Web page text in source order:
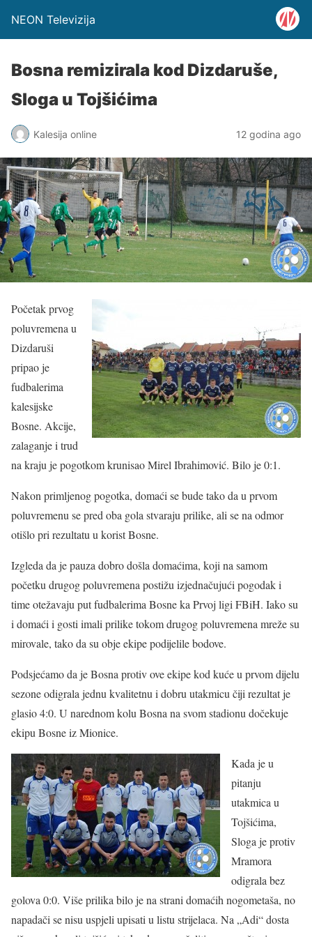
NEON Televizija
Bosna remizirala kod Dizdaruše,
Sloga u Tojšićima
Kalesija online 12 godina ago
Početak prvog
poluvremena u
Dizdaruši
pripao je
fudbalerima
kalesijske
Bosne. Akcije,
zalaganje i trud
na kraju je pogotkom krunisao Mirel Ibrahimović. Bilo je 0:1.
Nakon primljenog pogotka, domaći se bude tako da u prvom
poluvremenu se pred oba gola stvaraju prilike, ali se na odmor
otišlo pri rezultatu u korist Bosne.
Izgleda da je pauza dobro došla domaćima, koji na samom
početku drugog poluvremena postižu izjednačujući pogodak i
time otežavaju put fudbalerima Bosne ka Prvoj ligi FBiH. Iako su
i domaći i gosti imali prilike tokom drugog poluvremena mreže su
mirovale, tako da su obje ekipe podijelile bodove.
Podsjećamo da je Bosna protiv ove ekipe kod kuće u prvom dijelu
sezone odigrala jednu kvalitetnu i dobru utakmicu čiji rezultat je
glasio 4:0. U narednom kolu Bosna na svom stadionu dočekuje
ekipu Bosne iz Mionice.
Kada je u
pitanju
utakmica u
Tojšićima,
Sloga je protiv
Mramora
odigrala bez
golova 0:0. Više prilika bilo je na strani domaćih nogometaša, no
napadači se nisu uspjeli upisati u listu strijelaca. Na „Adi“ dosta